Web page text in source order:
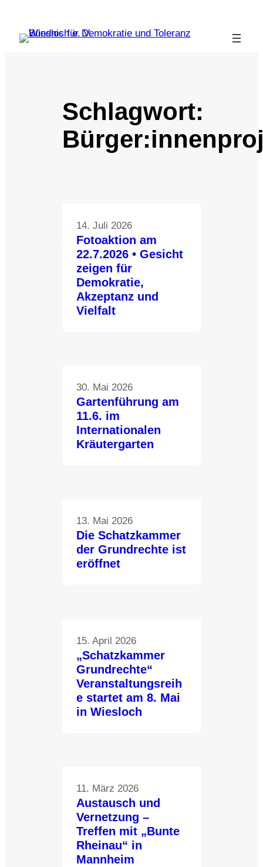
springen
Schlagwort:
14. Juli 2026
Fotoaktion am
22.7.2026 • Gesicht
zeigen für
Demokratie,
Akzeptanz und
Vielfalt
30. Mai 2026
Gartenführung am
11.6. im
Internationalen
Kräutergarten
13. Mai 2026
Die Schatzkammer
der Grundrechte ist
eröffnet
15. April 2026
„Schatzkammer
Grundrechte“
Veranstaltungsreih
e startet am 8. Mai
in Wiesloch
11. März 2026
Austausch und
Vernetzung –
Treffen mit „Bunte
Rheinau“ in
Mannheim